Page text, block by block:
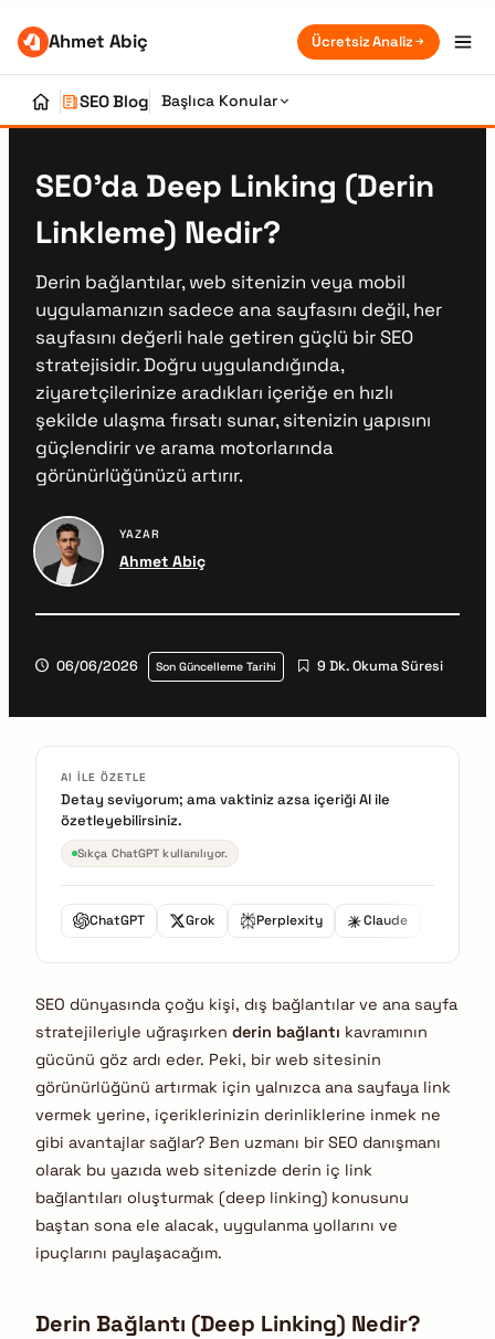
Ahmet Abiç Ücretsiz Analiz
SEO Blog Başlıca Konular
SEO’da Deep Linking (Derin
Linkleme) Nedir?
Derin bağlantılar, web sitenizin veya mobil
uygulamanızın sadece ana sayfasını değil, her
sayfasını değerli hale getiren güçlü bir SEO
stratejisidir. Doğru uygulandığında,
ziyaretçilerinize aradıkları içeriğe en hızlı
şekilde ulaşma fırsatı sunar, sitenizin yapısını
güçlendirir ve arama motorlarında
görünürlüğünüzü artırır.
YAZAR
Ahmet Abiç
06/06/2026 Son Güncelleme Tarihi 9 Dk. Okuma Süresi
AI ILE ÖZETLE
Detay seviyorum; ama vaktiniz azsa içeriği AI ile
özetleyebilirsiniz.
Sıkça ChatGPT kullanılıyor.
ChatGPT Grok Perplexity Claude
SEO dünyasında çoğu kişi, dış bağlantılar ve ana sayfa
stratejileriyle uğraşırken derin bağlantı kavramının
gücünü göz ardı eder. Peki, bir web sitesinin
görünürlüğünü artırmak için yalnızca ana sayfaya link
vermek yerine, içeriklerinizin derinliklerine inmek ne
gibi avantajlar sağlar? Ben uzmanı bir SEO danışmanı
olarak bu yazıda web sitenizde derin iç link
bağlantıları oluşturmak (deep linking) konusunu
baştan sona ele alacak, uygulanma yollarını ve
ipuçlarını paylaşacağım.
Derin Bağlantı (Deep Linking) Nedir?